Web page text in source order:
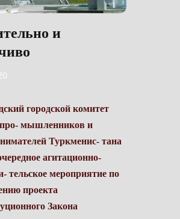
и
городской комитет
мышленников и
Туркменис- тана
агитационно-
тельское мероприятие по
проекта
Закона